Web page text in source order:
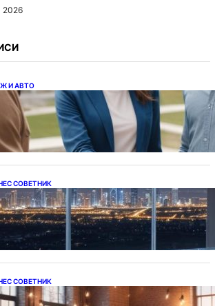
2026
И АВТО
на новостройки при оформлении
у застройщика
СОВЕТНИК
светодиодных светильников и
освещения в Казахстане
СОВЕТНИК
светодиодные светильники на